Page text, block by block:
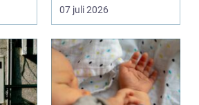
frågor få svar: var ska
07 juli 2026